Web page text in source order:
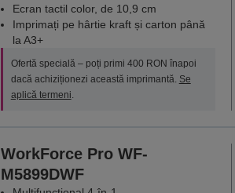
Ecran tactil color, de 10,9 cm
Imprimați pe hârtie kraft și carton până
la A3+
Ofertă specială – poți primi 400 RON înapoi
dacă achiziționezi această imprimantă. Se
aplică termeni.
WorkForce Pro WF-
M5899DWF